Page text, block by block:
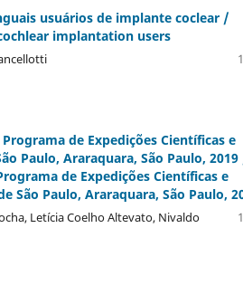
usuários de implante coclear /
implantation users
de Expedições Cientí­ficas e
Paulo, Araraquara, São Paulo, 2019
de Expedições Cientí­ficas e
São Paulo, Araraquara, São Paulo,
Letí­cia Coelho Altevato, Nivaldo